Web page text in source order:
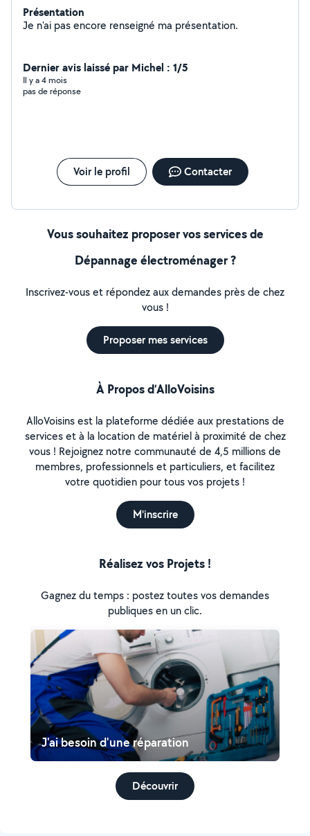
Présentation
Je n'ai pas encore renseigné ma présentation.
Dernier avis laissé par Michel : 1/5
Il y a 4 mois
pas de réponse
Voir le profil Contacter
Vous souhaitez proposer vos services de
Dépannage électroménager ?
Inscrivez-vous et répondez aux demandes près de chez
vous !
Proposer mes services
À Propos d’AlloVoisins
AlloVoisins est la plateforme dédiée aux prestations de
services et à la location de matériel à proximité de chez
vous ! Rejoignez notre communauté de 4,5 millions de
membres, professionnels et particuliers, et facilitez
votre quotidien pour tous vos projets !
M'inscrire
Réalisez vos Projets !
Gagnez du temps : postez toutes vos demandes
publiques en un clic.
J'ai besoin d'une réparation
Découvrir